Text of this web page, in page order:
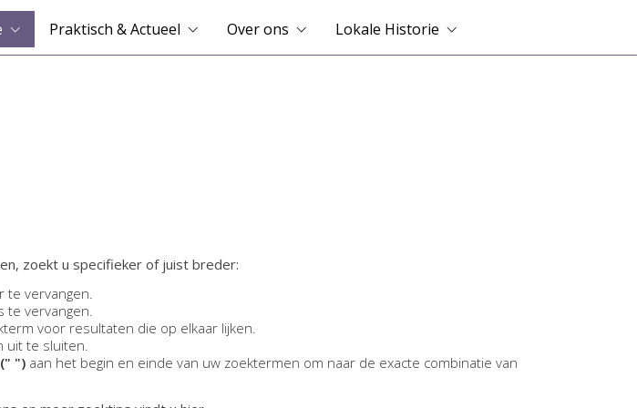
Praktisch & Actueel Over ons Lokale Historie
zoekt u specifieker of juist breder:
vervangen.
vervangen.
voor resultaten die op elkaar lijken.
uit te sluiten.
") aan het begin en einde van uw zoektermen om naar de exacte combinatie van